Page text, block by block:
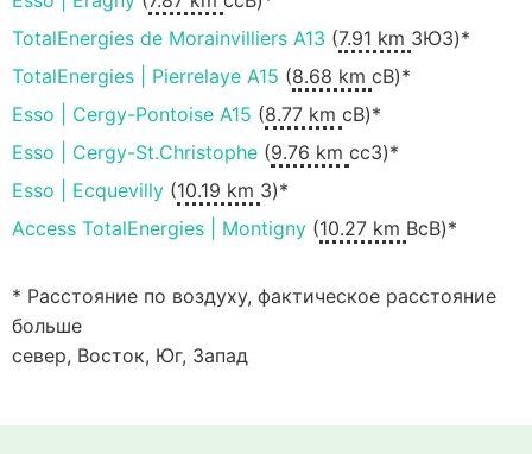
TotalEnergies de Morainvilliers A13 (7.91 km ЗЮЗ)*
TotalEnergies | Pierrelaye A15 (8.68 km сВ)*
Esso | Cergy-Pontoise A15 (8.77 km сВ)*
Esso | Cergy-St.Christophe (9.76 km ccЗ)*
Esso | Ecquevilly (10.19 km З)*
Access TotalEnergies | Montigny (10.27 km ВсВ)*
* Расстояние по воздуху, фактическое расстояние
больше
север, Восток, Юг, Запад